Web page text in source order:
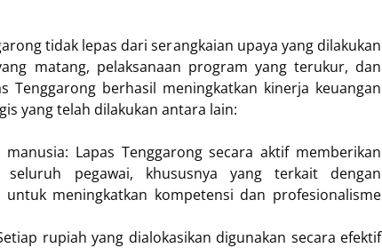
tidak lepas dari serangkaian upaya yang dilakukan
matang, pelaksanaan program yang terukur, dan
Tenggarong berhasil meningkatkan kinerja keuangan
yang telah dilakukan antara lain:
Lapas Tenggarong secara aktif memberikan
pegawai, khususnya yang terkait dengan
meningkatkan kompetensi dan profesionalisme
rupiah yang dialokasikan digunakan secara efektif